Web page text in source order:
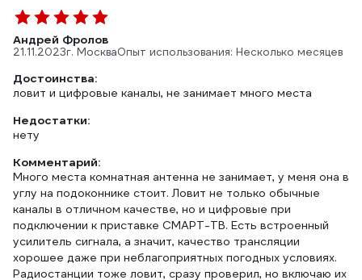
Андрей Фролов
21.11.2023г. МоскваОпыт использования: Несколько месяцев
Достоинства:
ловит и цифровые каналы, не занимает много места
Недостатки:
нету
Комментарий:
Много места комнатная антенна не занимает, у меня она в
углу на подоконнике стоит. Ловит не только обычные
каналы в отличном качестве, но и цифровые при
подключении к приставке СМАРТ-ТВ. Есть встроенный
усилитель сигнала, а значит, качество трансляции
хорошее даже при неблагоприятных погодных условиях.
Радиостанции тоже ловит, сразу проверил, но включаю их